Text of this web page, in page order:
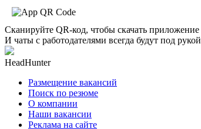
Сканируйте QR-код, чтобы скачать приложение
И чаты с работодателями всегда будут под рукой
HeadHunter
Размещение вакансий
Поиск по резюме
О компании
Наши вакансии
Реклама на сайте